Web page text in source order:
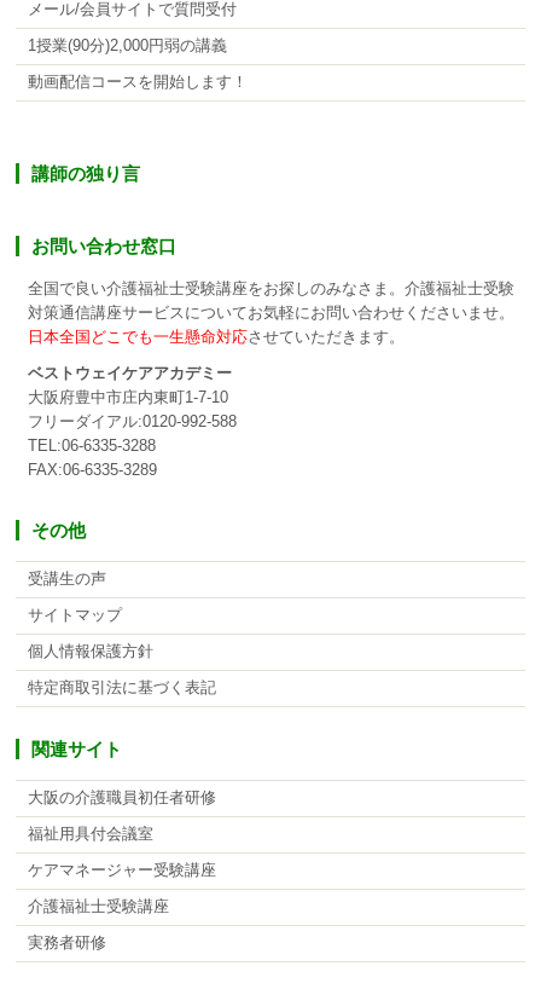
メール/会員サイトで質問受付
1授業(90分)2,000円弱の講義
動画配信コースを開始します！
講師の独り言
お問い合わせ窓口
全国で良い介護福祉士受験講座をお探しのみなさま。介護福祉士受験
対策通信講座サービスについてお気軽にお問い合わせくださいませ。
日本全国どこでも一生懸命対応させていただきます。
ベストウェイケアアカデミー
大阪府豊中市庄内東町1-7-10
フリーダイアル:0120-992-588
TEL:06-6335-3288
FAX:06-6335-3289
その他
受講生の声
サイトマップ
個人情報保護方針
特定商取引法に基づく表記
関連サイト
大阪の介護職員初任者研修
福祉用具付会議室
ケアマネージャー受験講座
介護福祉士受験講座
実務者研修